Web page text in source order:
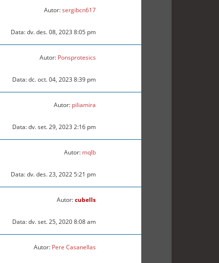
Autor:sergibcn617
Data: dv. des. 08, 2023 8:05 pm
Autor: Ponsprotesics
Data: dc. oct. 04, 2023 8:39 pm
Autor: piliamira
Data: dv. set. 29, 2023 2:16 pm
Autor: mqlb
Data: dv. des. 23, 2022 5:21 pm
Autor:cubells
Data: dv. set. 25, 2020 8:08 am
Autor: Pere Casanellas